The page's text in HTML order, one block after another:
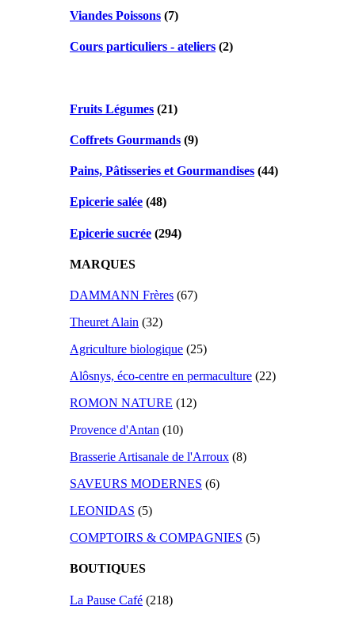
Viandes Poissons (7)
Cours particuliers - ateliers (2)
Fruits Légumes (21)
Coffrets Gourmands (9)
Pains, Pâtisseries et Gourmandises (44)
Epicerie salée (48)
Epicerie sucrée (294)
MARQUES
DAMMANN Frères (67)
Theuret Alain (32)
Agriculture biologique (25)
Alôsnys, éco-centre en permaculture (22)
ROMON NATURE (12)
Provence d'Antan (10)
Brasserie Artisanale de l'Arroux (8)
SAVEURS MODERNES (6)
LEONIDAS (5)
COMPTOIRS & COMPAGNIES (5)
BOUTIQUES
La Pause Café (218)